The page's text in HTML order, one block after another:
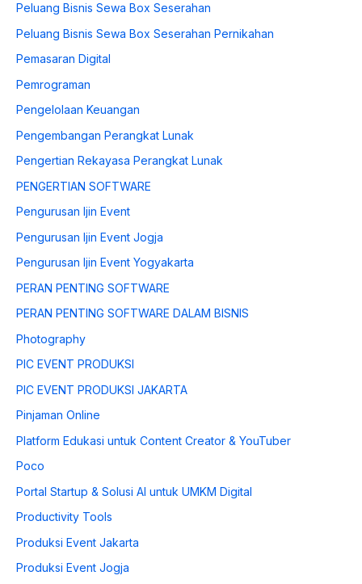
Peluang Bisnis Sewa Box Seserahan
Peluang Bisnis Sewa Box Seserahan Pernikahan
Pemasaran Digital
Pemrograman
Pengelolaan Keuangan
Pengembangan Perangkat Lunak
Pengertian Rekayasa Perangkat Lunak
PENGERTIAN SOFTWARE
Pengurusan Ijin Event
Pengurusan Ijin Event Jogja
Pengurusan Ijin Event Yogyakarta
PERAN PENTING SOFTWARE
PERAN PENTING SOFTWARE DALAM BISNIS
Photography
PIC EVENT PRODUKSI
PIC EVENT PRODUKSI JAKARTA
Pinjaman Online
Platform Edukasi untuk Content Creator & YouTuber
Poco
Portal Startup & Solusi AI untuk UMKM Digital
Productivity Tools
Produksi Event Jakarta
Produksi Event Jogja